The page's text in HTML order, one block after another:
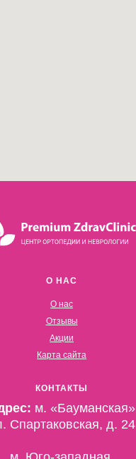
О НАС
О нас
Отзывы
Акции
Карта сайта
КОНТАКТЫ
м. «Бауманская»
Спартаковская, д. 24